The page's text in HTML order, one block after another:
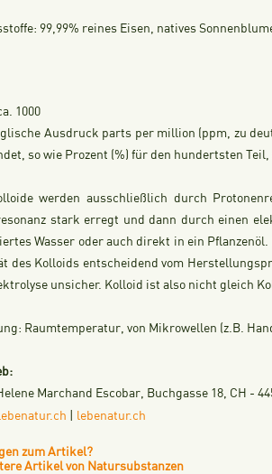
99,99% reines Eisen, natives
1000
Ausdruck parts per million (ppm, zu
so wie Prozent (%) für den hundertsten Teil,
werden ausschließlich durch
stark erregt und dann durch einen
Wasser oder auch direkt in ein
des Kolloids entscheidend vom
unsicher. Kolloid ist also nicht gleich
Raumtemperatur, von Mikrowellen (z.B.
Marchand Escobar, Buchgasse 18, CH -
lebenatur.ch
zum Artikel?
Artikel von Natursubstanzen